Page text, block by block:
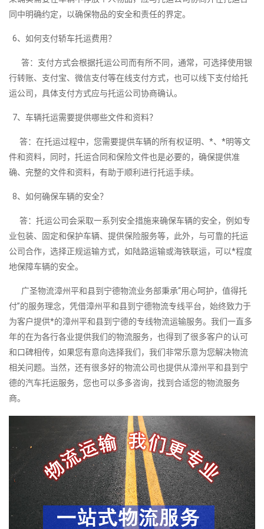
同中明确约定，以确保物品的安全和责任的界定。
6、如何支付轿车托运费用？
答：支付方式会根据托运公司而有所不同，通常，可选择使用银
行转账、支付宝、微信支付等在线支付方式，也可以线下支付给托
运公司，具体支付方式应与托运公司协商确认。
7、车辆托运需要提供哪些文件和资料？
答：在托运过程中，您需要提供车辆的所有权证明、*、*明等文
件和资料，同时，托运合同和保险文件也是必要的，确保提供准
确、完整的文件和资料，有助于顺利进行托运手续。
8、如何确保车辆的安全？
答：托运公司会采取一系列安全措施来确保车辆的安全，例如专
业包装、固定和保护车辆、提供保险服务等，此外，与可靠的托运
公司合作，选择正规运输方式，如陆路运输或海铁联运，可以*程度
地保障车辆的安全。
广圣物流漳州平和县到宁德物流业务部秉承“用心呵护，值得托
付”的服务理念，凭借漳州平和县到宁德物流专线平台，始终致力于
为客户提供*的漳州平和县到宁德的专线物流运输服务。我们一直多
年的在为各行各业提供我们的物流服务，也得到了很多客户的认可
和口碑相传，如果您有意向选择我们，我们非常乐意为您解决物流
相关问题。当然，还有很多好的物流公司也提供从漳州平和县到宁
德的汽车托运服务，您也可以多多咨询，找到合适您的物流服务
商。